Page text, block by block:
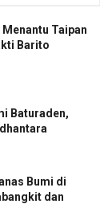
Taipan
Barito
Baturaden,
Bumi di
dan